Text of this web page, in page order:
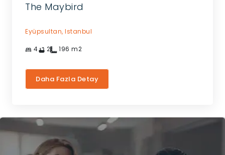
The Maybird
Eyüpsultan, Istanbul
4 2 196 m2
Daha Fazla Detay